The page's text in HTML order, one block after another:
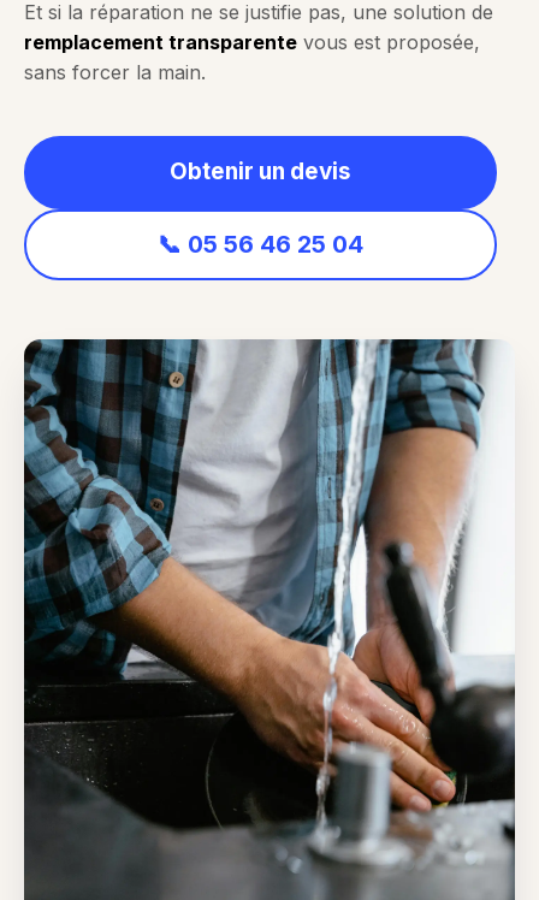
Et si la réparation ne se justifie pas, une solution de
remplacement transparente vous est proposée,
sans forcer la main.
Obtenir un devis
📞 05 56 46 25 04